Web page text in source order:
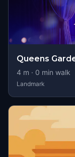
Queens
4 m · 0 min walk
Landmark